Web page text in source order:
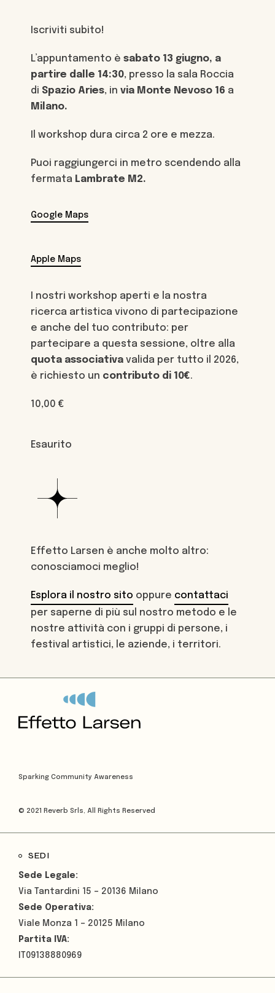
Iscriviti subito!
L’appuntamento èsabato 13 giugno, a
partire dalle 14:30, presso la sala Roccia
di Spazio Aries, invia Monte Nevoso 16 a
Milano.
Il workshop dura circa 2 ore e mezza.
Puoi raggiungerci in metro scendendo alla
fermata Lambrate M2.
Google Maps
Apple Maps
I nostri workshop aperti e la nostra
ricerca artistica vivono di partecipazione
e anche del tuo contributo: per
partecipare a questa sessione, oltre alla
quota associativa valida per tutto il 2026,
è richiesto un contributo di 10€.
10,00€
Esaurito
Effetto Larsen è anche molto altro:
conosciamoci meglio!
Esplora il nostro sito oppure contattaci
per saperne di più sul nostro metodo e le
nostre attività con i gruppi di persone, i
festival artistici, le aziende, i territori.
Sparking Community Awareness
© 2021 Reverb Srls, All Rights Reserved
SEDI
Sede Legale:
Via Tantardini 15 – 20136 Milano
Sede Operativa:
Viale Monza 1 – 20125 Milano
Partita IVA:
IT09138880969